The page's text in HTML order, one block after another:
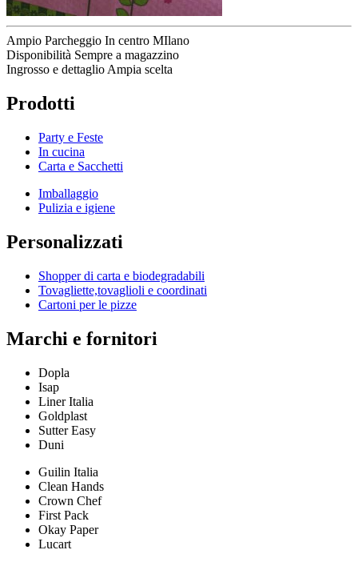
Ampio Parcheggio In centro MIlano
Disponibilità Sempre a magazzino
Ingrosso e dettaglio Ampia scelta
Prodotti
Party e Feste
In cucina
Carta e Sacchetti
Imballaggio
Pulizia e igiene
Personalizzati
Shopper di carta e biodegradabili
Tovagliette,tovaglioli e coordinati
Cartoni per le pizze
Marchi e fornitori
Dopla
Isap
Liner Italia
Goldplast
Sutter Easy
Duni
Guilin Italia
Clean Hands
Crown Chef
First Pack
Okay Paper
Lucart